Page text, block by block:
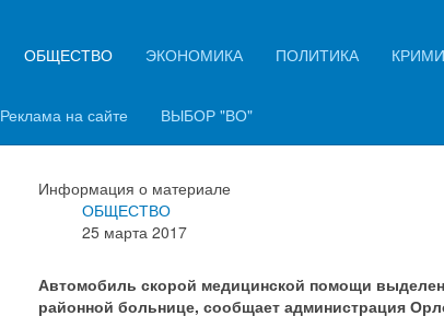
ОБЩЕСТВО ЭКОНОМИКА ПОЛИТИКА
Реклама на сайте ВЫБОР "ВО"
Кромской ЦРБ передали
автомобиль скорой
Информация о материале
ОБЩЕСТВО
25 марта 2017
Автомобиль скорой медицинской помощи
районной больнице, сообщает администрация